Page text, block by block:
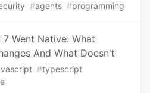
#agents #programming
Went Native: What
And What Doesn't
#typescript